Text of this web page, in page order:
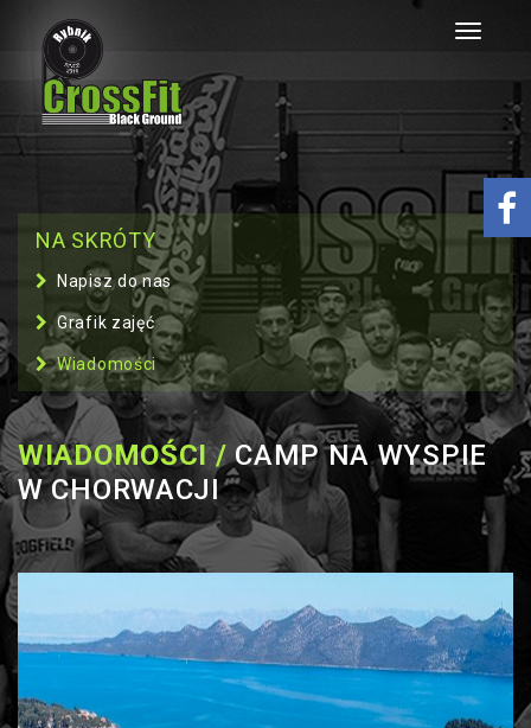
Toggle
NA SKRÓTY
Napisz do nas
Grafik zajęć
Wiadomości
WIADOMOŚCI /CAMP NA WYSPIE
W CHORWACJI